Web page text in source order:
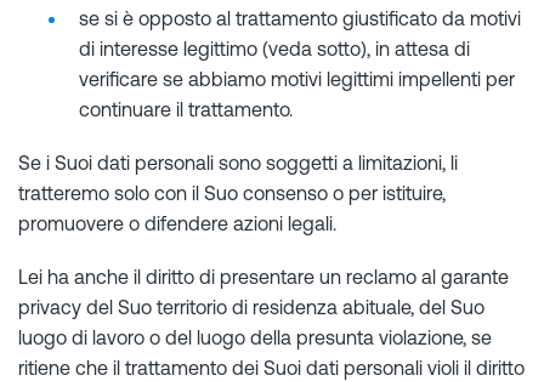
se si è opposto al trattamento giustificato da motivi
di interesse legittimo (veda sotto), in attesa di
verificare se abbiamo motivi legittimi impellenti per
continuare il trattamento.
Se i Suoi dati personali sono soggetti a limitazioni, li
tratteremo solo con il Suo consenso o per istituire,
promuovere o difendere azioni legali.
Lei ha anche il diritto di presentare un reclamo al garante
privacy del Suo territorio di residenza abituale, del Suo
luogo di lavoro o del luogo della presunta violazione, se
ritiene che il trattamento dei Suoi dati personali violi il diritto